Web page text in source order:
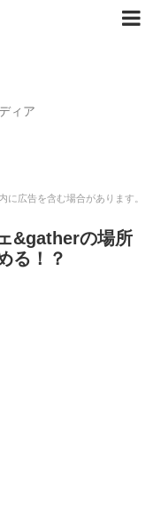
ィア
に広告を含む場合があります。
&gatherの場所
る！？